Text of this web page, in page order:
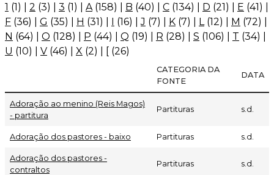
1 (1) 2 (3) 3 (1) A (158) B (40) C (134) D (21) E (41)
F (36) G (35) H (31) I (16) |J (7) K (7) L (12) M (72)
N (64) O (128) P (44) Q (19) R (28) S (106) T (34)
U (10) V (46) X (2) [ (26)
CATEGORIA DA
FONTE
DATA
Adoração ao menino (Reis Magos)
- partitura
Partituras s.d.
Adoração dos pastores - baixo Partituras s.d.
Adoração dos pastores -
contraltos
Partituras s.d.